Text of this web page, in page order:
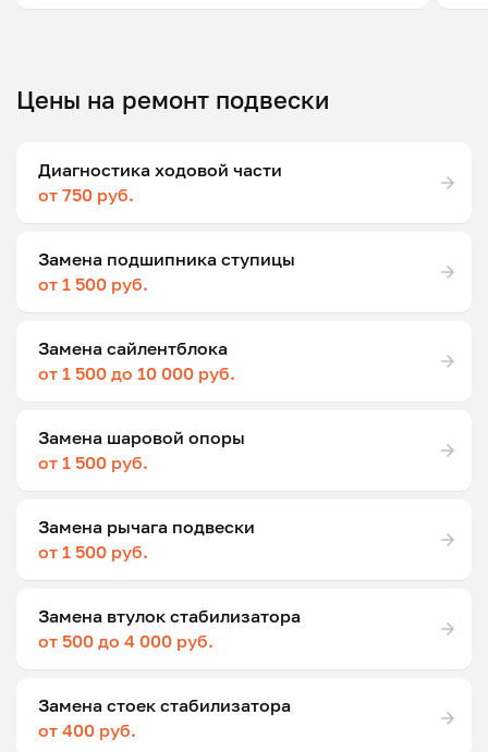
Цены на ремонт подвески
Диагностика ходовой части
от 750 руб.
Замена подшипника ступицы
от 1 500 руб.
Замена сайлентблока
от 1 500 до 10 000 руб.
Замена шаровой опоры
от 1 500 руб.
Замена рычага подвески
от 1 500 руб.
Замена втулок стабилизатора
от 500 до 4 000 руб.
Замена стоек стабилизатора
от 400 руб.